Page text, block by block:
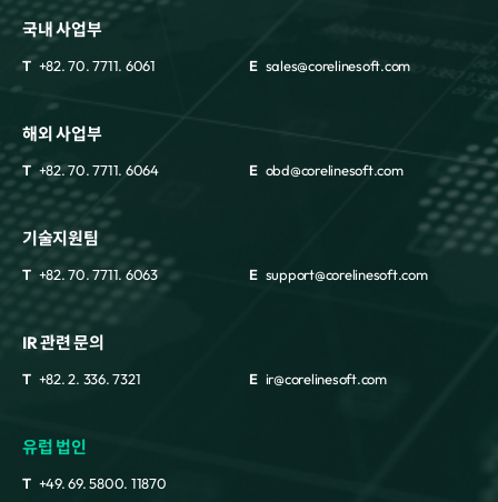
국내 사업부
T +82. 70. 7711. 6061 E sales@corelinesoft.com
해외 사업부
T +82. 70. 7711. 6064 E obd@corelinesoft.com
기술지원팀
T +82. 70. 7711. 6063 E support@corelinesoft.com
IR 관련 문의
T +82. 2. 336. 7321 E ir@corelinesoft.com
유럽 법인
T +49. 69. 5800. 11870